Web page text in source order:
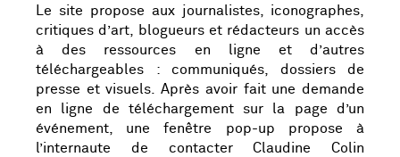
Le site propose aux journalistes, iconographes,
critiques d’art, blogueurs et rédacteurs un accès
à des ressources en ligne et d’autres
téléchargeables : communiqués, dossiers de
presse et visuels. Après avoir fait une demande
en ligne de téléchargement sur la page d’un
événement, une fenêtre pop-up propose à
l’internaute de contacter Claudine Colin